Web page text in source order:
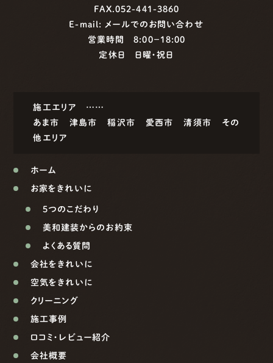
FAX.052-441-3860
E-mail:
メールでのお問い合わせ
営業時間 8:00−18:00
定休日 日曜・祝日
施工エリア ……
あま市
津島市 稲沢市 愛西市 清須市
その
他エリア
ホーム
お家をきれいに
5つのこだわり
美和建装からのお約束
よくある質問
会社をきれいに
空気をきれいに
クリーニング
施工事例
口コミ・レビュー紹介
会社概要